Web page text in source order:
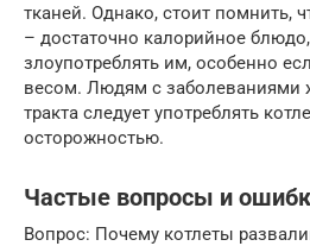
тканей. Однако, стоит помнить,
– достаточно калорийное
злоупотреблять им, особенно
весом. Людям с заболеваниями
тракта следует употреблять
осторожностью.
Частые вопросы и
Вопрос: Почему котлеты